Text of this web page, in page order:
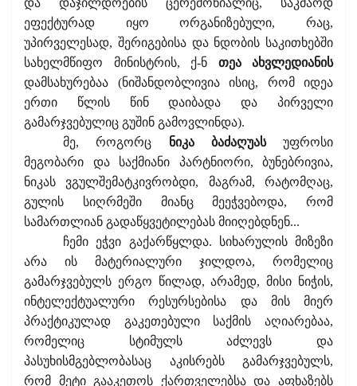
ეფექტურად იყო ორგანიზებული, რაც,
უპირველესად, შერიგებისა და ნდობის საკითხებში
სახელმწიფო მინისტრის, ქ-ნ თეა ახვლედიანის
დამსახურებაა (ნიშანდობლივია ისიც, რომ იდეა
ერთი წლის წინ დაიბადა და პირველი
გამარჯვებულიც გუშინ გამოვლინდა).
მე, როგორც ნიკა ბაძაღუასუფროსი
მეგობარი და საქმიანი პარტნიორი, ბუნებრივია,
ნიკას ვგულშემატკივრობდი, მაგრამ, რატომღაც,
გულის სიღრმეში მიანც მეეჭვებოდა, რომ
სამართლიან გადაწყვეტილებას მიიღებდნენ...
ჩემი ეჭვი გაქარწყლდა. სიხარულის მიზეზი
არა ის მატერიალური ჯილდოა, რომელიც
გამარჯვებულს ერგო წილად, არამედ, მისი ნიჭის,
ინტელექტუალური რესურსებისა და მის მიერ
პრაქტიკულად გაკეთებული საქმის აღიარებაა,
რომელიც სტიმულს აძლევს და
პასუხისმგებლობასაც აკისრებს გამარჯვებულს,
რომ მეტი გააკეთოს ქართველებსა და აფხაზებს